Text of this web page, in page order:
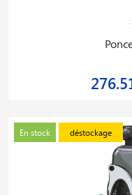
En stock déstockage